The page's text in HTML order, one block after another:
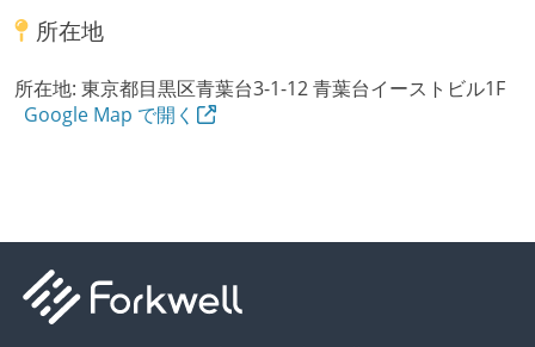
所在地
所在地: 東京都目黒区青葉台3-1-12 青葉台イーストビル1F
Google Map で開く